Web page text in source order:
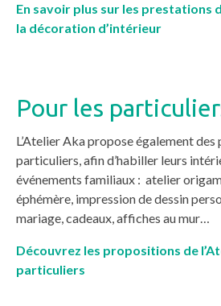
En savoir plus sur les prestations
la décoration d’intérieur
Pour les
L’Atelier Aka propose également
particuliers, afin d’habiller leurs
événements familiaux : atelier
éphémère, impression de dessin
mariage, cadeaux, affiches au mur…
Découvrez les propositions de
particuliers